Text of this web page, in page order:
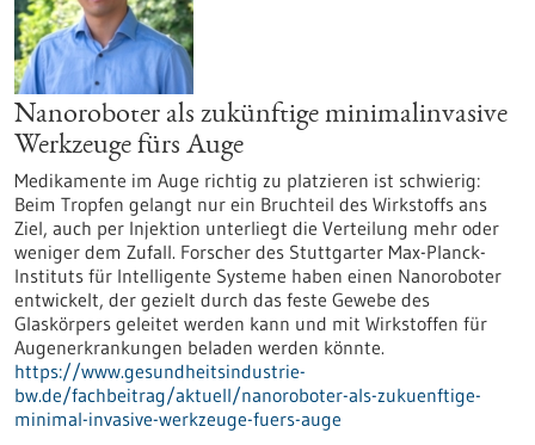
Nanoroboter als zukünftige minimalinvasive
Werkzeuge fürs Auge
Medikamente im Auge richtig zu platzieren ist schwierig:
Beim Tropfen gelangt nur ein Bruchteil des Wirkstoffs ans
Ziel, auch per Injektion unterliegt die Verteilung mehr oder
weniger dem Zufall. Forscher des Stuttgarter Max-Planck-
Instituts für Intelligente Systeme haben einen Nanoroboter
entwickelt, der gezielt durch das feste Gewebe des
Glaskörpers geleitet werden kann und mit Wirkstoffen für
Augenerkrankungen beladen werden könnte.
https://www.gesundheitsindustrie-
bw.de/fachbeitrag/aktuell/nanoroboter-als-zukuenftige-
minimal-invasive-werkzeuge-fuers-auge